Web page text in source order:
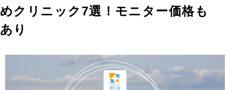
めクリニック7選！モニター価格も
あり